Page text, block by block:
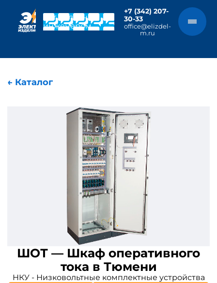
Чат с главным
инженером
+7 (342) 207-
30-33
office@elizdel-
m.ru
← Каталог
ШОТ — Шкаф оперативного
тока в Тюмени
НКУ - Низковольтные комплектные устройства